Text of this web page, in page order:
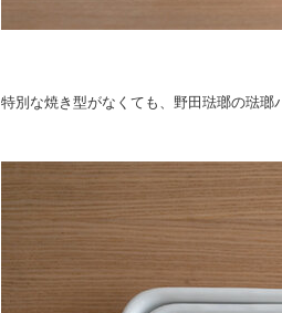
特別な焼き型がなくても、野田琺瑯の琺瑯